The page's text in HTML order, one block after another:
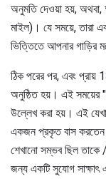
অনুমতি দেওয়া হয়, অথবা,
মাইল)। যে সময়ে, তারা
ভিত্তিতে আপনার গাড়ির
ঠিক পরের পর, এবং
অনুষ্ঠিত হয়। এই সময়ের
উল্লেখ করা হয়। এই
একজন প্রকৃত বাস করতেন
শেখানো সম্ভব ছিল তাকে
জন্য একটি সুযোগ সাক্ষাৎ